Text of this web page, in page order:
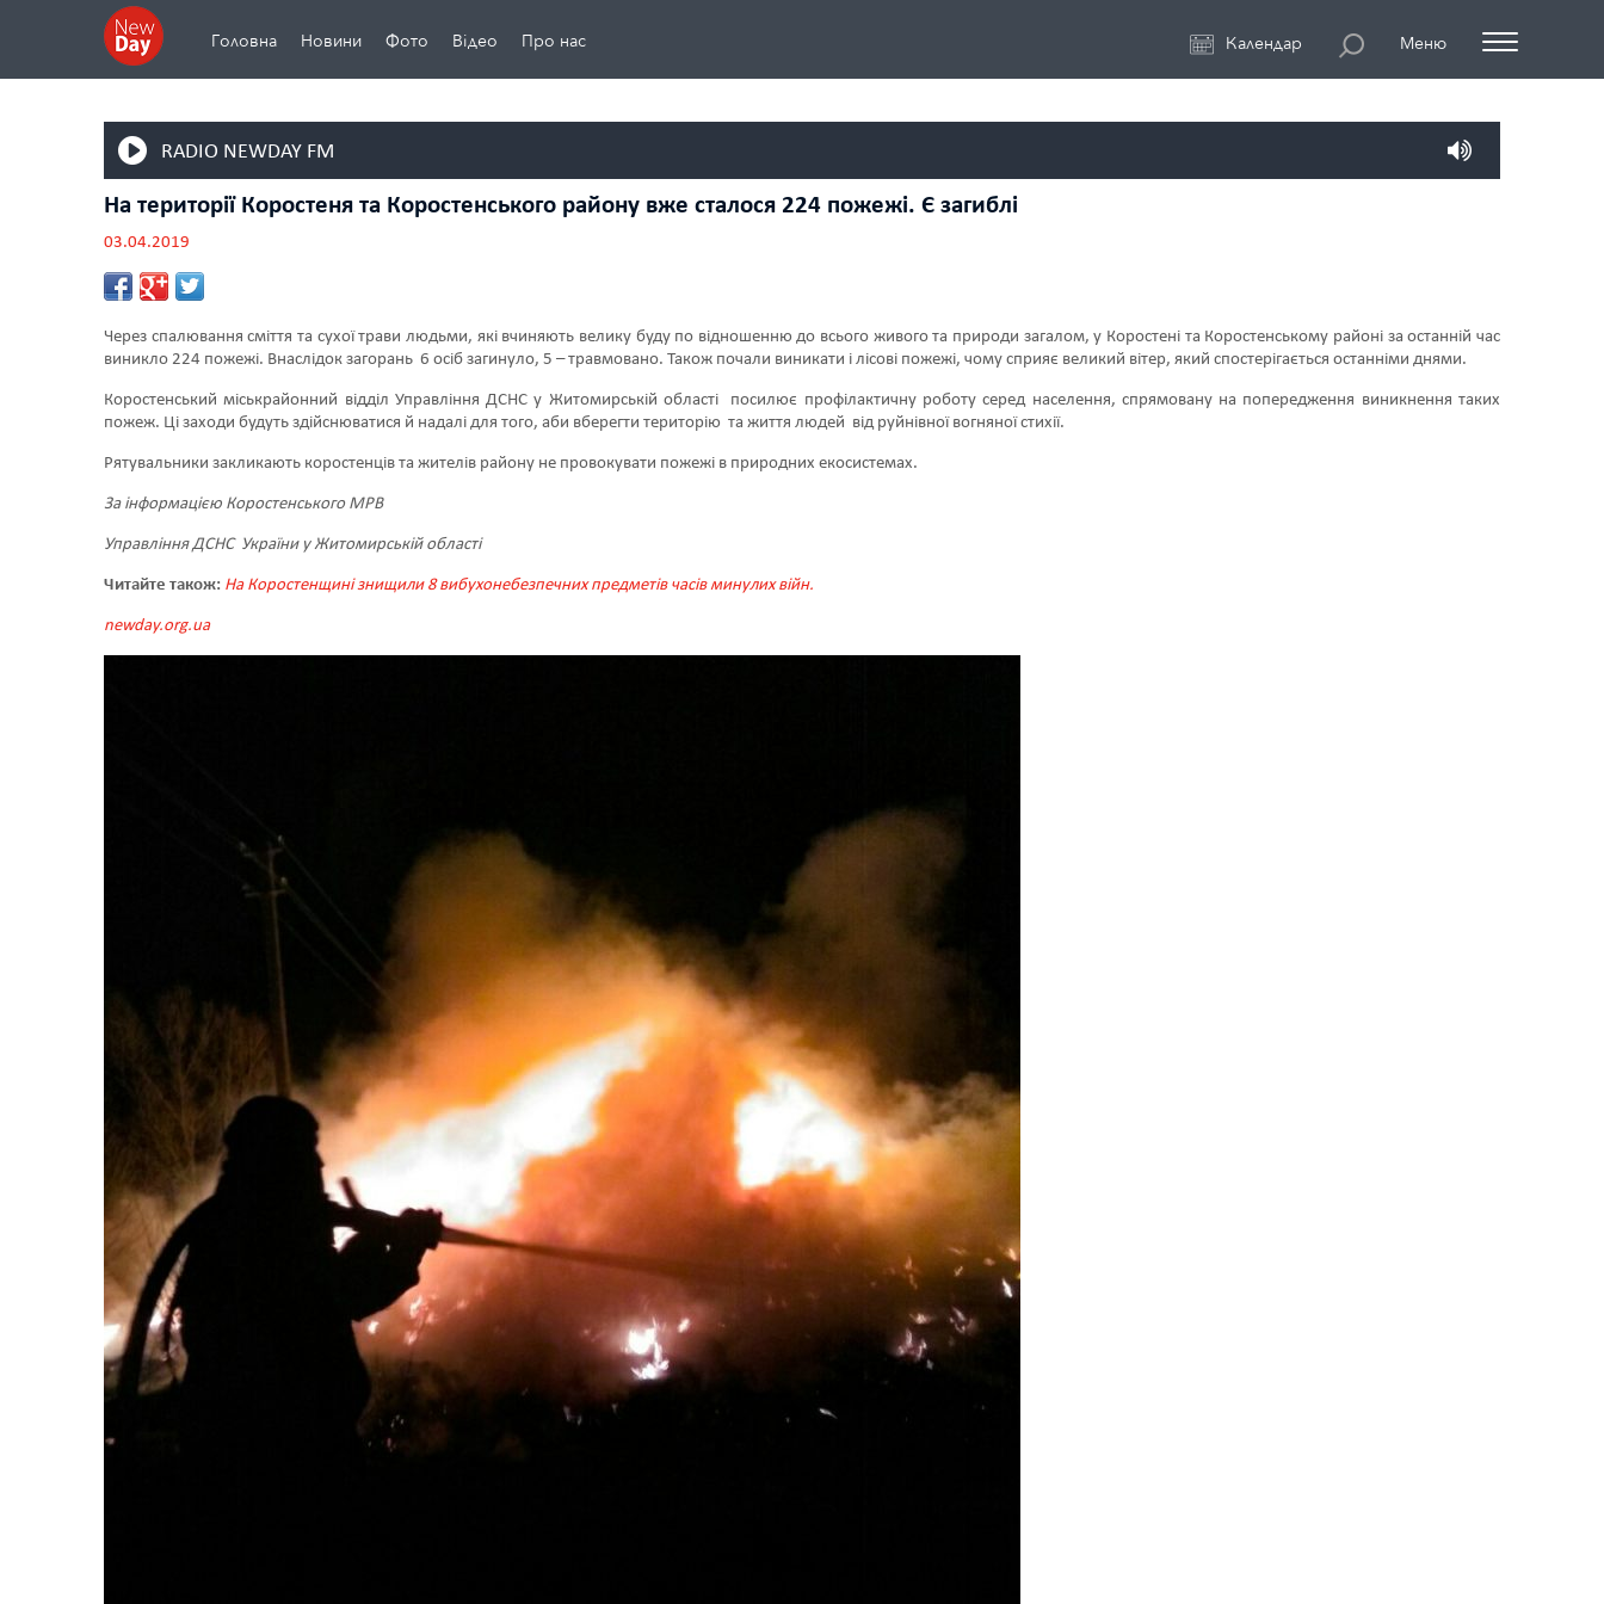
Головна Новини Фото Відео Про нас Календар Меню
RADIO NEWDAY FM
На території Коростеня та Коростенського району вже сталося 224 пожежі. Є загиблі
03.04.2019
Через спалювання сміття та сухої трави людьми, які вчиняють велику буду по відношенню до всього живого та природи загалом, у Коростені та Коростенському районі за останній час
виникло 224 пожежі. Внаслідок загорань 6 осіб загинуло, 5 – травмовано. Також почали виникати і лісові пожежі, чому сприяє великий вітер, який спостерігається останніми днями.
Коростенський міськрайонний відділ Управління ДСНС у Житомирській області посилює профілактичну роботу серед населення, спрямовану на попередження виникнення таких
пожеж. Ці заходи будуть здійснюватися й надалі для того, аби вберегти територію та життя людей від руйнівної вогняної стихії.
Рятувальники закликають коростенців та жителів району не провокувати пожежі в природних екосистемах.
За інформацією КоростенськогоМРВ
Управління ДСНС України у Житомирській області
Читайте також: На Коростенщині знищили 8 вибухонебезпечних предметів часів минулих війн.
newday.org.ua